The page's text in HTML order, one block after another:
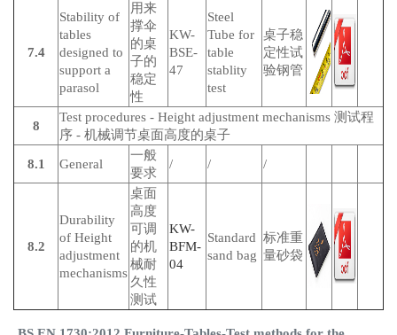
7.4
Stability of
tables
designed to
support a
parasol
用来
撑伞
的桌
子的
稳定
性
KW-
BSE-
47
Steel
Tube for
table
stablity
test
桌子稳
定性试
验钢管
8
Test procedures - Height adjustment mechanisms 测试程
序 - 机械调节桌面高度的桌子
8.1 General
一般
要求
/ / /
8.2
Durability
of Height
adjustment
mechanisms
桌面
高度
可调
的机
械耐
久性
测试
KW-
BFM-
04
Standard
sand bag
标准重
量砂袋